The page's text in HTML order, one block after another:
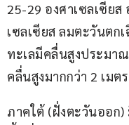
25-29 องศาเซลเซีย
เซลเซียส ลมตะวันตก
ทะเลมีคลื่นสูงประมา
คลื่นสูงมากกว่า 2 เมตร
ภาคใต้ (ฝั่งตะวันออก